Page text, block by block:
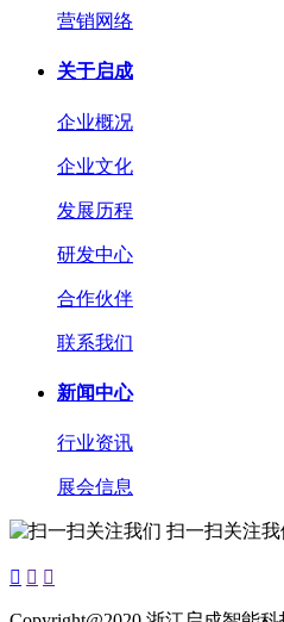
营销网络
关于启成
企业概况
企业文化
发展历程
研发中心
合作伙伴
联系我们
新闻中心
行业资讯
展会信息
扫一扫关注我
  